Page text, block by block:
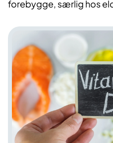
forebygge, særlig hos